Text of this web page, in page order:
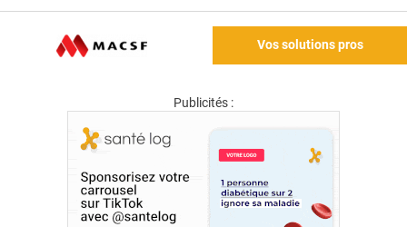
Vos solutions pros
Publicités :